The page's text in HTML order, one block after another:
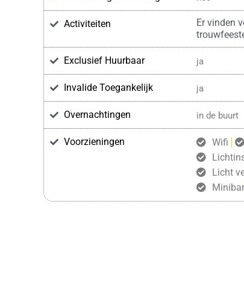
Activiteiten
Er vinden
Exclusief Huurbaar ja
Invalide Toegankelijk ja
Overnachtingen in de buurt
Voorzieningen Wifi
Licht
Minibar